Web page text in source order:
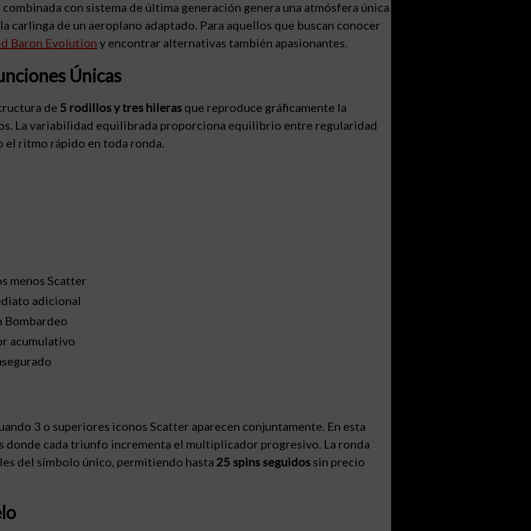
con sistema de última generación genera una atmósfera única
carlinga de un aeroplano adaptado. Para aquellos que buscan conocer
Baron Evolution y encontrar alternativas también apasionantes.
Únicas
de 5 rodillos y tres hileras que reproduce gráficamente la
La variabilidad equilibrada proporciona equilibrio entre regularidad
el ritmo rápido en toda ronda.
menos Scatter
adicional
Bombardeo
acumulativo
3 o superiores iconos Scatter aparecen conjuntamente. En esta
donde cada triunfo incrementa el multiplicador progresivo. La ronda
del símbolo único, permitiendo hasta 25 spins seguidos sin precio